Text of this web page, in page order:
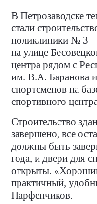
В Петрозаводске
стали
поликлиники № 3
на улице
центра рядом с
им. В.А. Баранова
спортсменов на
спортивного
Строительство
завершено, все
должны быть
года, и двери для
открыты.
практичный,
Парфенчиков.